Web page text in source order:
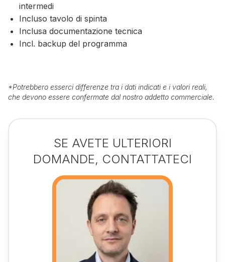
intermedi
Incluso tavolo di spinta
Inclusa documentazione tecnica
Incl. backup del programma
*Potrebbero esserci differenze tra i dati indicati e i valori reali,
che devono essere confermate dal nostro addetto commerciale.
SE AVETE ULTERIORI
DOMANDE, CONTATTATECI